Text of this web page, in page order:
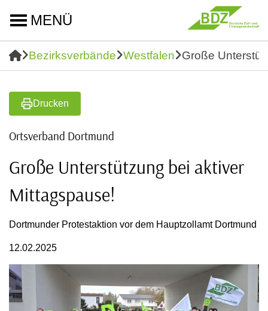
MENÜ
Bezirksverbände Westfalen Große
Drucken
Ortsverband Dortmund
Große Unterstützung bei aktiver
Mittagspause!
Dortmunder Protestaktion vor dem Hauptzollamt Dortmund
12.02.2025